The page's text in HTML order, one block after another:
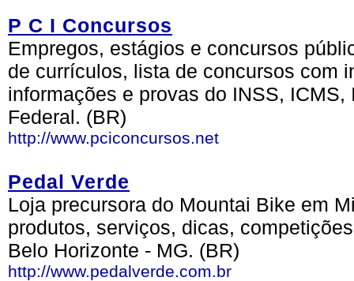
P C I Concursos
Empregos, estágios e concursos
de currículos, lista de concursos com
informações e provas do INSS,
Federal. (BR)
http://www.pciconcursos.net
Pedal Verde
Loja precursora do Mountai Bike em
produtos, serviços, dicas,
Belo Horizonte - MG. (BR)
http://www.pedalverde.com.br